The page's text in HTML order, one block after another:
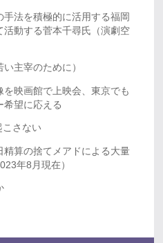
法を積極的に活用する福岡
動する菅本千尋氏（演劇空
主宰のために）
映画館で上映会、東京でも
希望に応える
こさない
算の捨てメアドによる大量
年8月現在）